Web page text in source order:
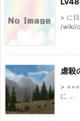
> に
/wiki/
虐殺
>
に ...